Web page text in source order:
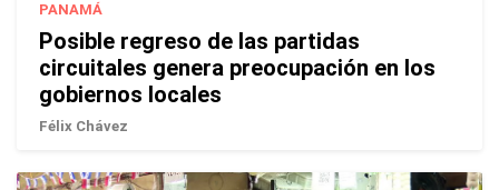
PANAMÁ
Posible regreso de las partidas
circuitales genera preocupación en los
gobiernos locales
Félix Chávez